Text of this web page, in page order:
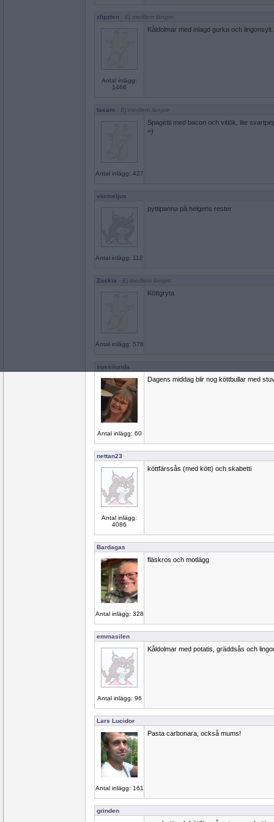
zlipzten - Ej medlem längre
Antal inlägg:
1466
Kåldolmar med inlagd gurka och lingonsylt.
taxam - Ej medlem längre
Antal inlägg: 427
Spagetti med bacon och vitlök, lite
=)
värmeljus
Antal inlägg: 112
pyttipanna på helgens rester
Zaskia - Ej medlem längre
Antal inlägg: 576
Köttgryta
sussilunda
Antal inlägg: 60
Dagens middag blir nog köttbullar med
nettan23
Antal inlägg:
4086
köttfärssås (med kött) och skabetti
Bardagas
Antal inlägg: 328
fläskros och motlägg
emmasilen
Antal inlägg: 96
Kåldolmar med potatis, gräddsås och
Lars Lucidor
Antal inlägg: 161
Pasta carbonara, också mums!
grinden